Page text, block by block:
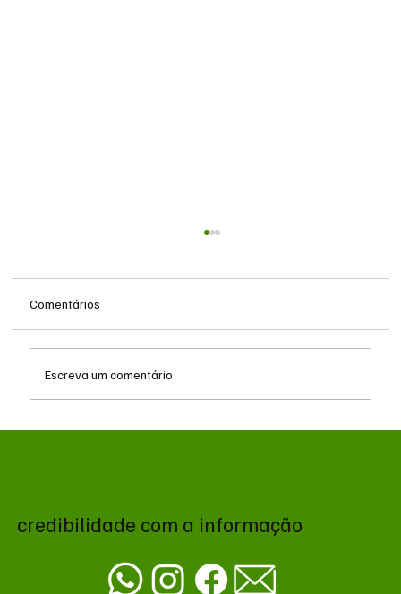
Comentários
Escreva um comentário
credibilidade com a informação